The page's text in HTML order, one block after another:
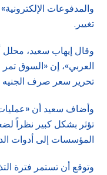
والمدفوعات
تغيير.
وقال إيهاب سعيد، محلل
العربي»، إن «السوق تمر
تحرير سعر صرف
وأضاف سعيد أن
تؤثر بشكل كبير نظراً
المؤسسات إلى أدوات
وتوقع أن تستمر فترة